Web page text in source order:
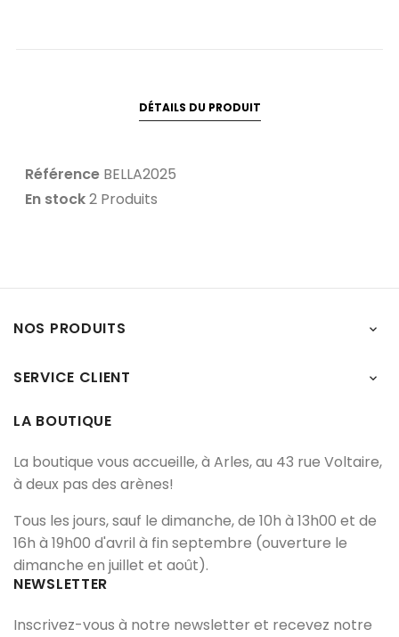
DÉTAILS DU PRODUIT
Référence BELLA2025
En stock2 Produits
NOS PRODUITS 
SERVICE CLIENT 
LA BOUTIQUE
La boutique vous accueille, à Arles, au 43 rue Voltaire,
à deux pas des arènes!
Tous les jours, sauf le dimanche, de 10h à 13h00 et de
16h à 19h00 d'avril à fin septembre (ouverture le
dimanche en juillet et août).
NEWSLETTER
Inscrivez-vous à notre newsletter et recevez notre